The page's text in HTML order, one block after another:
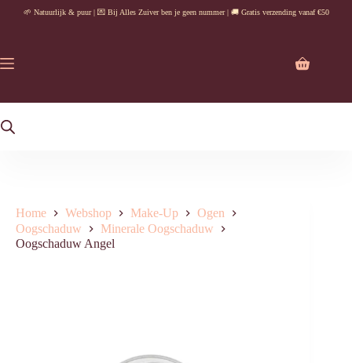
🌱 Natuurlijk & puur | 💌 Bij Alles Zuiver ben je geen nummer | 🚚 Gratis verzending vanaf €50
Home Webshop Make-Up
Ogen
Oogschaduw
Minerale Oogschaduw
Oogschaduw Angel